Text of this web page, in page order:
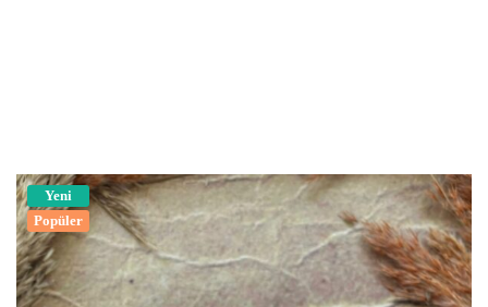
Yeni
Popüler